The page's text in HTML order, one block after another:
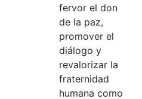
fervor el don
de la paz,
promover el
diálogo y
revalorizar la
fraternidad
humana como